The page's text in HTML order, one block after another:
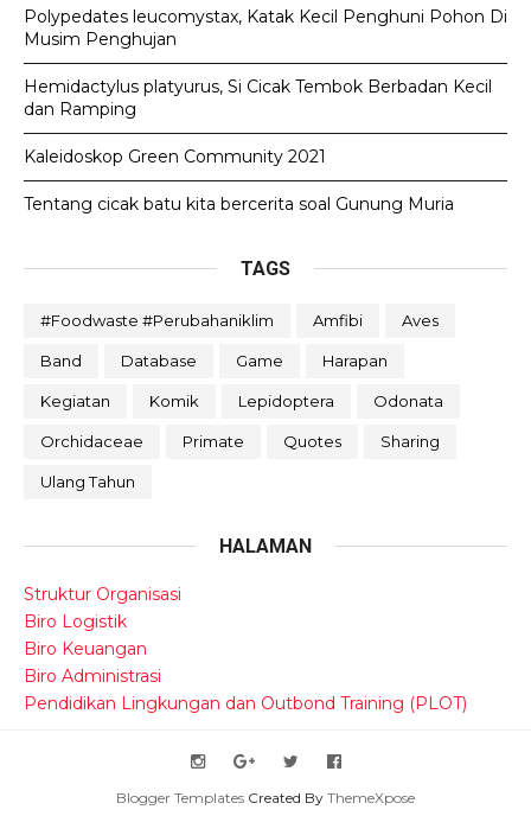
Polypedates leucomystax, Katak Kecil Penghuni Pohon Di
Musim Penghujan
Hemidactylus platyurus, Si Cicak Tembok Berbadan Kecil
dan Ramping
Kaleidoskop Green Community 2021
Tentang cicak batu kita bercerita soal Gunung Muria
TAGS
#foodwaste #perubahaniklim Amfibi Aves
Band Database Game Harapan
Kegiatan Komik Lepidoptera Odonata
Orchidaceae Primate Quotes Sharing
Ulang Tahun
HALAMAN
Struktur Organisasi
Biro Logistik
Biro Keuangan
Biro Administrasi
Pendidikan Lingkungan dan Outbond Training (PLOT)
Blogger Templates Created By ThemeXpose